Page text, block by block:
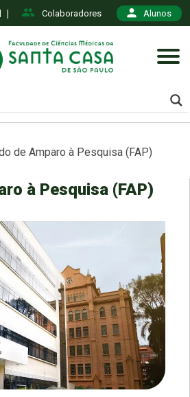
Colaboradores Alunos
de Amparo à Pesquisa (FAP)
à Pesquisa (FAP)